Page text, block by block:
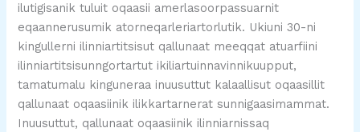
ilutigisanik tuluit oqaasii amerlasoorpassuarnit
eqaannerusumik atorneqarleriartorlutik. Ukiuni 30-ni
kingullerni ilinniartitsisut qallunaat meeqqat atuarfiini
ilinniartitsisunngortartut ikiliartuinnavinnikuupput,
tamatumalu kinguneraa inuusuttut kalaallisut oqaasillit
qallunaat oqaasiinik ilikkartarnerat sunnigaasimammat.
Inuusuttut, qallunaat oqaasiinik ilinniarnissaq